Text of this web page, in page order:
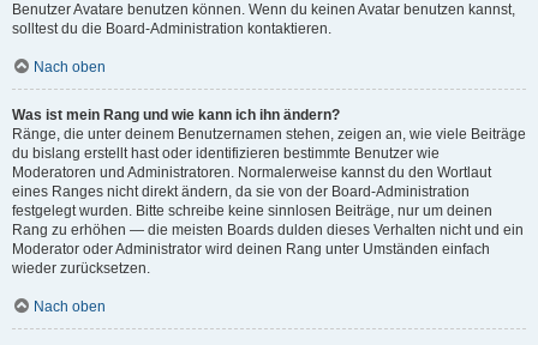
Benutzer Avatare benutzen können. Wenn du keinen Avatar benutzen kannst,
solltest du die Board-Administration kontaktieren.
Nach oben
Was ist mein Rang und wie kann ich ihn ändern?
Ränge, die unter deinem Benutzernamen stehen, zeigen an, wie viele Beiträge
du bislang erstellt hast oder identifizieren bestimmte Benutzer wie
Moderatoren und Administratoren. Normalerweise kannst du den Wortlaut
eines Ranges nicht direkt ändern, da sie von der Board-Administration
festgelegt wurden. Bitte schreibe keine sinnlosen Beiträge, nur um deinen
Rang zu erhöhen — die meisten Boards dulden dieses Verhalten nicht und ein
Moderator oder Administrator wird deinen Rang unter Umständen einfach
wieder zurücksetzen.
Nach oben